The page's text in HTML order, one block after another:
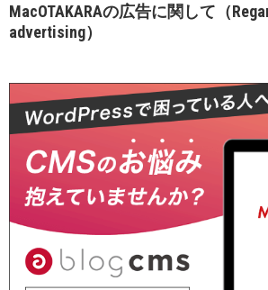
MacOTAKARAの広告に関して（
advertising）